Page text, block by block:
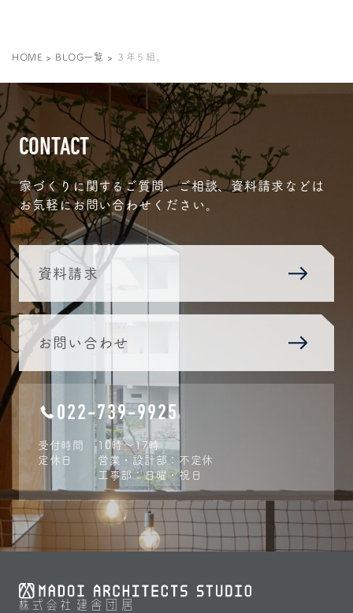
HOME > BLOG一覧 > ３年５組。
CONTACT
家づくりに関するご質問、ご相談、資料請求などは
お気軽にお問い合わせください。
資料請求
お問い合わせ
022-739-9925
受付時間
10時〜17時
定休日
営業・設計部：不定休
工事部：日曜・祝日